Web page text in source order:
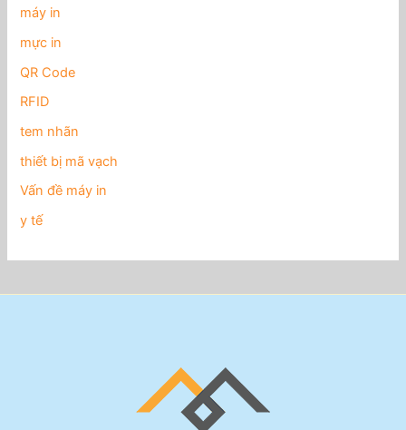
máy in
mực in
QR Code
RFID
tem nhãn
thiết bị mã vạch
Vấn đề máy in
y tế